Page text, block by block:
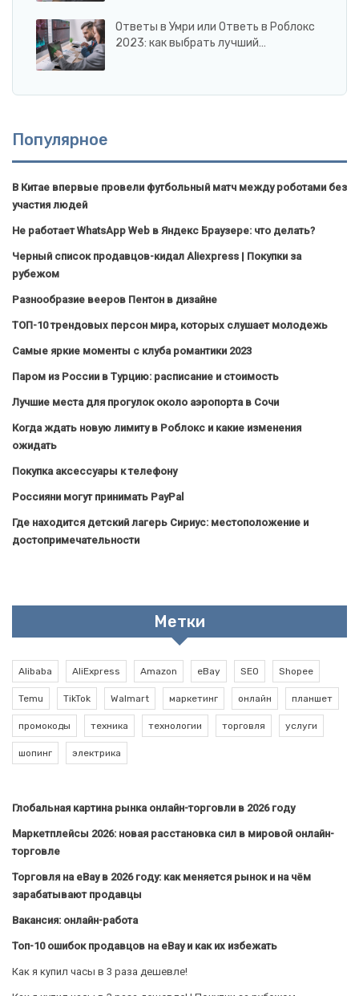
Ответы в Умри или Ответь в Роблокс
2023: как выбрать лучший…
Популярное
В Китае впервые провели футбольный матч между роботами без
участия людей
Не работает WhatsApp Web в Яндекс Браузере: что делать?
Черный список продавцов-кидал Aliexpress | Покупки за
рубежом
Разнообразие вееров Пентон в дизайне
ТОП-10 трендовых персон мира, которых слушает молодежь
Самые яркие моменты с клуба романтики 2023
Паром из России в Турцию: расписание и стоимость
Лучшие места для прогулок около аэропорта в Сочи
Когда ждать новую лимиту в Роблокс и какие изменения
ожидать
Покупка аксессуары к телефону
Россияни могут принимать PayPal
Где находится детский лагерь Сириус: местоположение и
достопримечательности
Метки
Alibaba AliExpress Amazon eBay SEO Shopee
Temu TikTok Walmart маркетинг онлайн планшет
промокоды техника технологии торговля услуги
шопинг электрика
Глобальная картина рынка онлайн-торговли в 2026 году
Маркетплейсы 2026: новая расстановка сил в мировой онлайн-
торговле
Торговля на eBay в 2026 году: как меняется рынок и на чём
зарабатывают продавцы
Вакансия: онлайн-работа
Топ-10 ошибок продавцов на eBay и как их избежать
Как я купил часы в 3 раза дешевле!